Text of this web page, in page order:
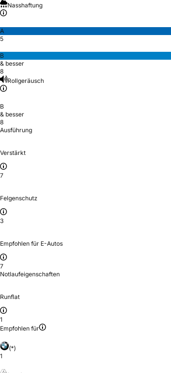
Nasshaftung
A
5
B
& besser
8
Rollgeräusch
B
& besser
8
Ausführung
Verstärkt
7
Felgenschutz
3
Empfohlen für E-Autos
7
Notlaufeigenschaften
Runflat
1
Empfohlen für
(*)
1